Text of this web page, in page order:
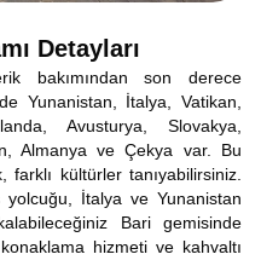
Detayları
bakımından son derece
Yunanistan, İtalya, Vatikan,
Avusturya, Slovakya,
Almanya ve Çekya var. Bu
kültürler tanıyabilirsiniz.
İtalya ve Yunanistan
Bari gemisinde
hizmeti ve kahvaltı